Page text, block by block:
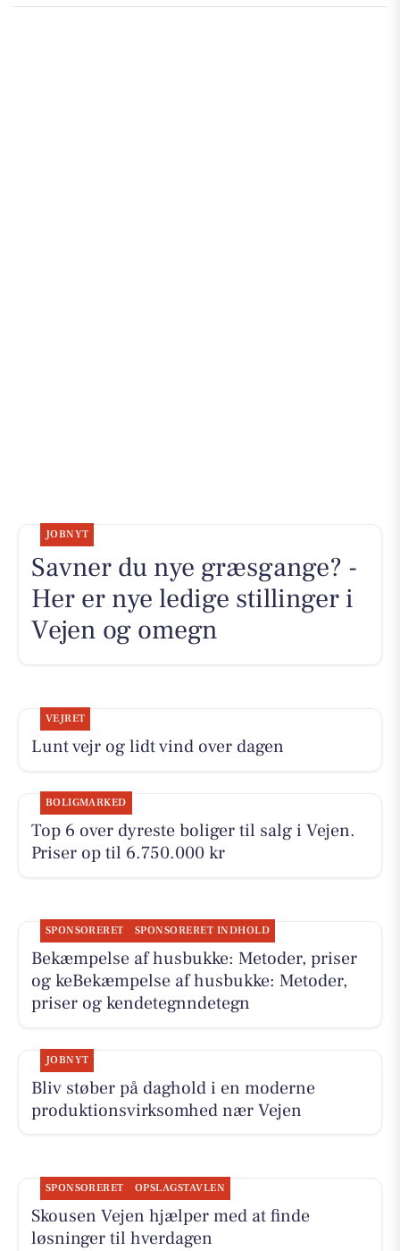
JOBNYT
Savner du nye græsgange? -
Her er nye ledige stillinger i
Vejen og omegn
VEJRET
Lunt vejr og lidt vind over dagen
BOLIGMARKED
Top 6 over dyreste boliger til salg i Vejen.
Priser op til 6.750.000 kr
SPONSORERET SPONSORERET INDHOLD
Bekæmpelse af husbukke: Metoder, priser
og keBekæmpelse af husbukke: Metoder,
priser og kendetegnndetegn
JOBNYT
Bliv støber på daghold i en moderne
produktionsvirksomhed nær Vejen
SPONSORERET OPSLAGSTAVLEN
Skousen Vejen hjælper med at finde
løsninger til hverdagen